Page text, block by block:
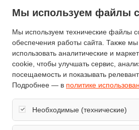
В корзину
Купить в 1 клик
Мы используем файлы
Мы используем технические файлы
обеспечения работы сайта. Также
использовать аналитические и
cookie, чтобы улучшать сервис,
посещаемость и показывать
Подробнее — в политике
Необходимые (технические)
Обеспечивают корректную работу